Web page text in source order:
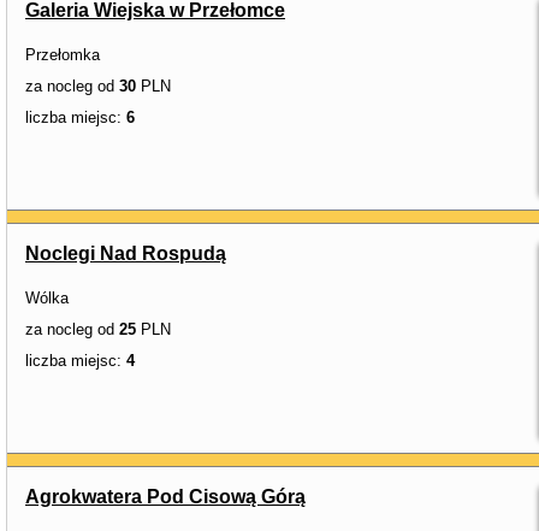
Galeria Wiejska w Przełomce
Przełomka
za nocleg od 30 PLN
liczba miejsc: 6
Noclegi Nad Rospudą
Wólka
za nocleg od 25 PLN
liczba miejsc: 4
Agrokwatera Pod Cisową Górą